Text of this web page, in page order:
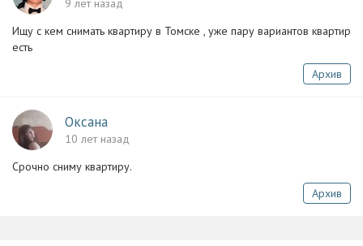
9 лет назад
Ищу с кем снимать квартиру в Томске , уже пару вариантов квартир
есть
Архив
Оксана
10 лет назад
Срочно сниму квартиру.
Архив